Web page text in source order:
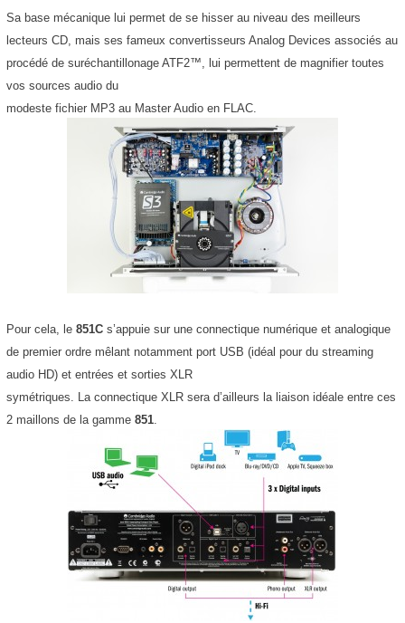
Sa base mécanique lui permet de se hisser au niveau des meilleurs
lecteurs CD, mais ses fameux convertisseurs Analog Devices associés au
procédé de suréchantillonage ATF2™, lui permettent de magnifier toutes
vos sources audio du
modeste fichier MP3 au Master Audio en FLAC.
Pour cela, le 851Cs’appuie sur une connectique numérique et analogique
de premier ordre mêlant notamment port USB (idéal pour du streaming
audio HD) et entrées et sorties XLR
symétriques. La connectique XLR sera d’ailleurs la liaison idéale entre ces
2 maillons de la gamme 851.